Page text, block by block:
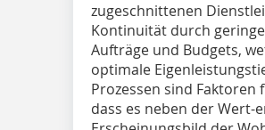
zugeschnittenen
Kontinuität durch
Aufträge und Budgets,
optimale
Prozessen sind
dass es neben der Wert-